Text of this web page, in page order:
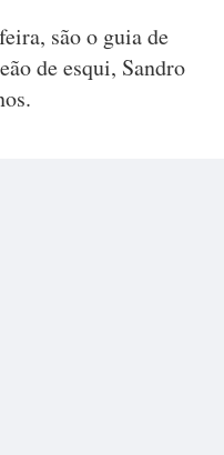
são o guia de
de esqui, Sandro